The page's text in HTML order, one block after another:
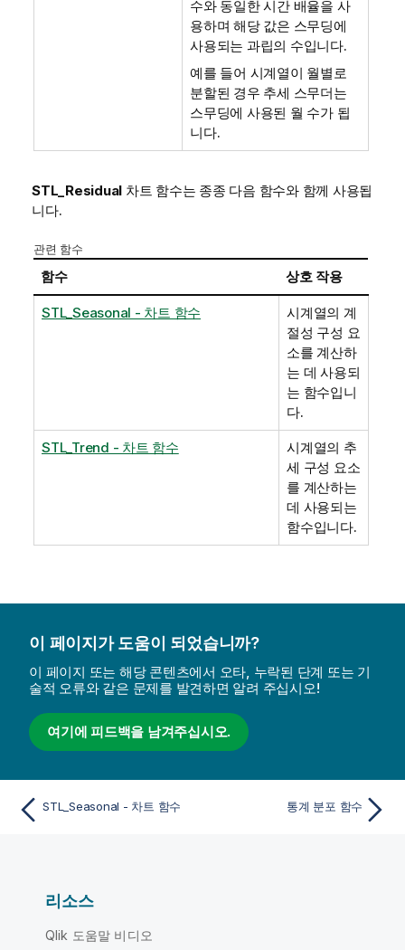
수와 동일한 시간 배율을 사
용하며 해당 값은 스무딩에
사용되는 과립의 수입니다.
예를 들어 시계열이 월별로
분할된 경우 추세 스무더는
스무딩에 사용된 월 수가 됩
니다.
STL_Residual 차트 함수는 종종 다음 함수와 함께 사용됩
니다.
관련 함수
함수 상호 작용
STL_Seasonal - 차트 함수
시계열의 계
절성 구성 요
소를 계산하
는 데 사용되
는 함수입니
다.
STL_Trend - 차트 함수
시계열의 추
세 구성 요소
를 계산하는
데 사용되는
함수입니다.
이 페이지가 도움이 되었습니까?
이 페이지 또는 해당 콘텐츠에서 오타, 누락된 단계 또는 기
술적 오류와 같은 문제를 발견하면 알려 주십시오!
여기에 피드백을 남겨주십시오.
STL_Seasonal - 차트 함수 통계 분포 함수
리소스
Qlik 도움말 비디오